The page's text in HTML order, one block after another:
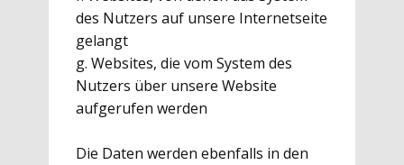
des Nutzers auf unsere Internetseite
gelangt
g. Websites, die vom System des
Nutzers über unsere Website
aufgerufen werden
Die Daten werden ebenfalls in den